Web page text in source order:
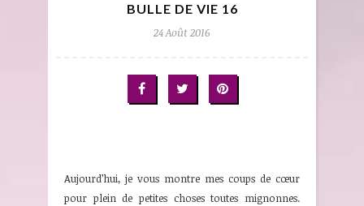
BULLE DE VIE 16
24 Août 2016
Aujourd’hui, je vous montre mes coups de cœur
pour plein de petites choses toutes mignonnes.